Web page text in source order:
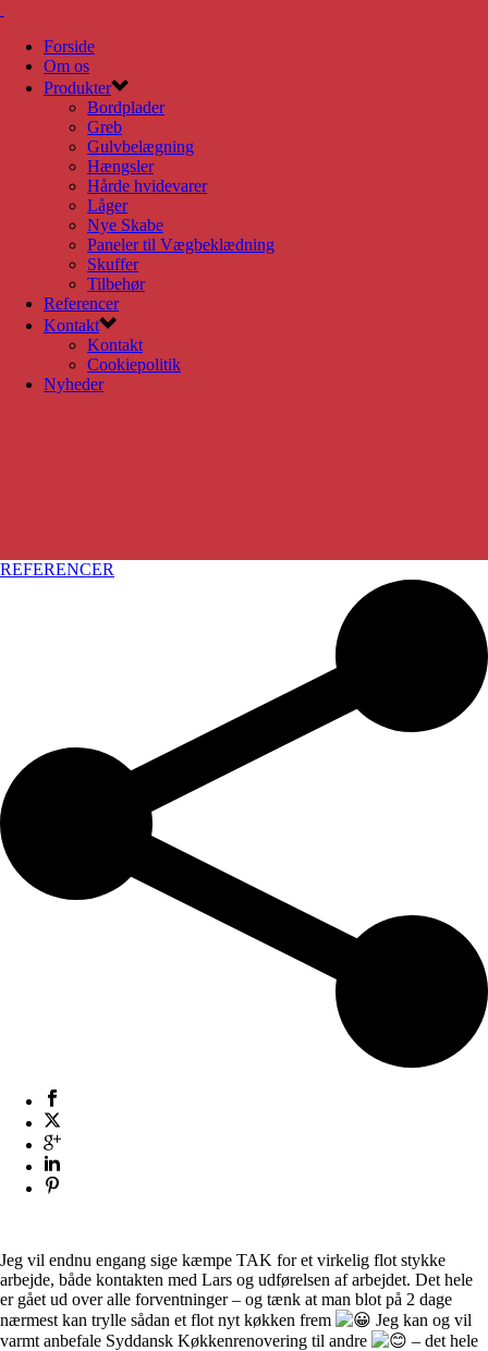
Forside
Om os
Produkter
Bordplader
Greb
Gulvbelægning
Hængsler
Hårde hvidevarer
Låger
Nye Skabe
Paneler til Vægbeklædning
Skuffer
Tilbehør
Referencer
Kontakt
Kontakt
Cookiepolitik
Nyheder
REFERENCER
Jeg vil endnu engang sige kæmpe TAK for et virkelig flot stykke
arbejde, både kontakten med Lars og udførelsen af arbejdet. Det hele
er gået ud over alle forventninger – og tænk at man blot på 2 dage
nærmest kan trylle sådan et flot nyt køkken frem
Jeg kan og vil
varmt anbefale Syddansk Køkkenrenovering til andre
– det hele